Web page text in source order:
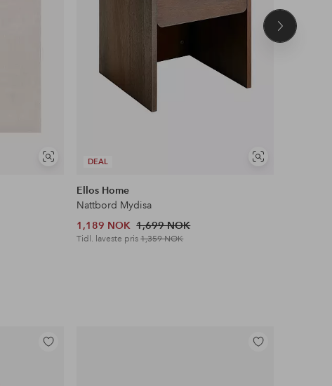
Vis
DEAL
Vis
Ellos Home
Nattbord Mydisa
1,189 NOK 1,699 NOK
Tidl. laveste pris1,359 NOK
Neste
Legg
Legg